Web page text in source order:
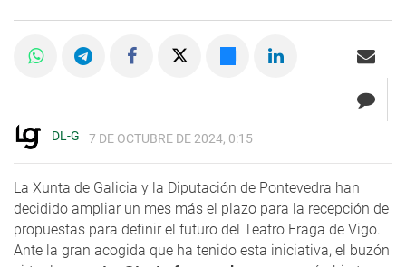
DL-G 7 DE OCTUBRE DE 2024, 0:15
La Xunta de Galicia y la Diputación de Pontevedra han
decidido ampliar un mes más el plazo para la recepción de
propuestas para definir el futuro del Teatro Fraga de Vigo.
Ante la gran acogida que ha tenido esta iniciativa, el buzón